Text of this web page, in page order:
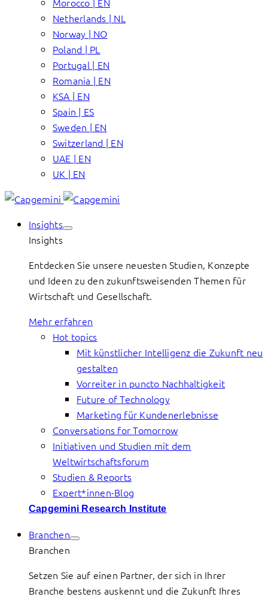
Netherlands | NL
Norway | NO
Poland | PL
Portugal | EN
Romania | EN
KSA | EN
Spain | ES
Sweden | EN
Switzerland | EN
UAE | EN
UK | EN
Insights
Insights
Entdecken Sie unsere neuesten Studien, Konzepte
und Ideen zu den zukunftsweisenden Themen für
Wirtschaft und Gesellschaft.
Mehr erfahren
Hot topics
Mit künstlicher Intelligenz die Zukunft neu
gestalten
Vorreiter in puncto Nachhaltigkeit
Future of Technology
Marketing für Kundenerlebnisse
Conversations for Tomorrow
Initiativen und Studien mit dem
Weltwirtschaftsforum
Studien & Reports
Expert*innen-Blog
Capgemini Research Institute
Branchen
Branchen
Setzen Sie auf einen Partner, der sich in Ihrer
Branche bestens auskennt und die Zukunft Ihres